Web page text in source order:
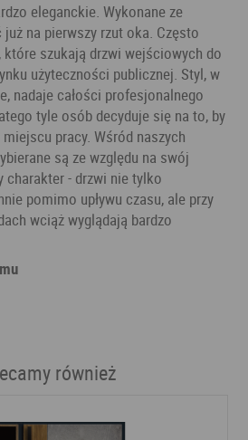
eleganckie. Wykonane ze
na pierwszy rzut oka. Często
które szukają drzwi wejściowych do
użyteczności publicznej. Styl, w
nadaje całości profesjonalnego
tyle osób decyduje się na to, by
pracy. Wśród naszych
są ze względu na swój
charakter - drzwi nie tylko
pomimo upływu czasu, ale przy
wciąż wyglądają bardzo
również